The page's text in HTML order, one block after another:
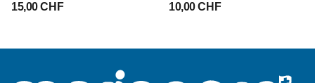
15,00 CHF 10,00 CHF